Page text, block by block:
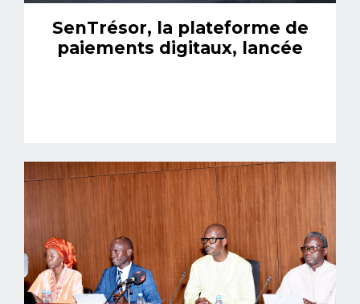
SenTrésor, la plateforme de
paiements digitaux, lancée